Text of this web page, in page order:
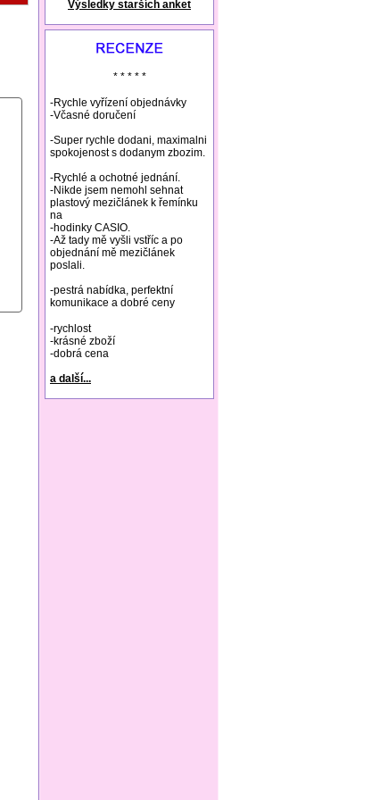
natural remedies rosacea
Výsledky starších anket
* * * * *
-Rychle vyřízení objednávky
-Včasné doručení
-Super rychle dodani, maximalni
spokojenost s dodanym zbozim.
-Rychlé a ochotné jednání.
-Nikde jsem nemohl sehnat
plastový mezičlánek k řemínku
na
-hodinky CASIO.
-Až tady mě vyšli vstříc a po
objednání mě mezičlánek
poslali.
-pestrá nabídka, perfektní
komunikace a dobré ceny
-rychlost
-krásné zboží
-dobrá cena
a další...